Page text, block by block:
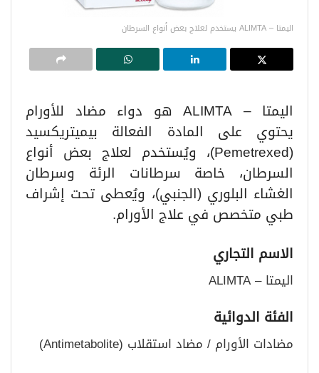
اليمتا – ALIMTA يستخدم لعلاج بعض أنواع السرطان
اليمتا – ALIMTA هو دواء مضاد للأورام
يحتوي على المادة الفعالة بيميتريكسيد
(Pemetrexed)، ويُستخدم لعلاج بعض أنواع
السرطان، خاصة سرطانات الرئة وسرطان
الغشاء البلوري (الجنبي)، ويُعطى تحت إشراف
طبي متخصص في علاج الأورام.
الاسم التجاري
اليمتا – ALIMTA
الفئة الدوائية
مضادات الأورام / مضاد استقلاب (Antimetabolite)